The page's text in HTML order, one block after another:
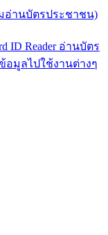
มอ่านบัตรประชาชน)
ID Reader อ่านบัตร
มูลไปใช้งานต่างๆ